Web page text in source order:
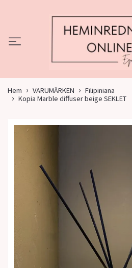
Hem VARUMÄRKEN
Filipiniana
Kopia Marble diffuser beige SEKLET